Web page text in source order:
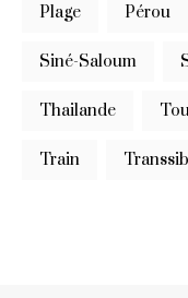
Plage Pérou
Siné-Saloum
Thailande
Train